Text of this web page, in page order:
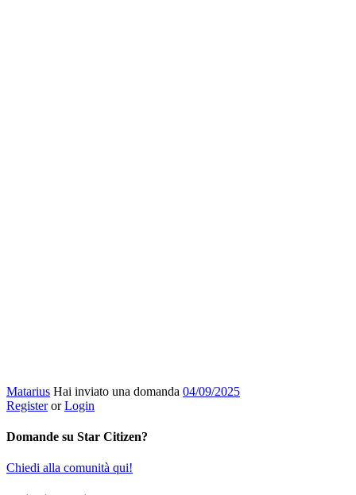
Matarius Hai inviato una domanda 04/09/2025
Register or Login
Domande su Star Citizen?
Chiedi alla comunità qui!